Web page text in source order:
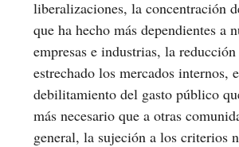
liberalizaciones, la concentración
que ha hecho más dependientes a
empresas e industrias, la
estrechado los mercados internos,
debilitamiento del gasto público
más necesario que a otras
general, la sujeción a los criterios